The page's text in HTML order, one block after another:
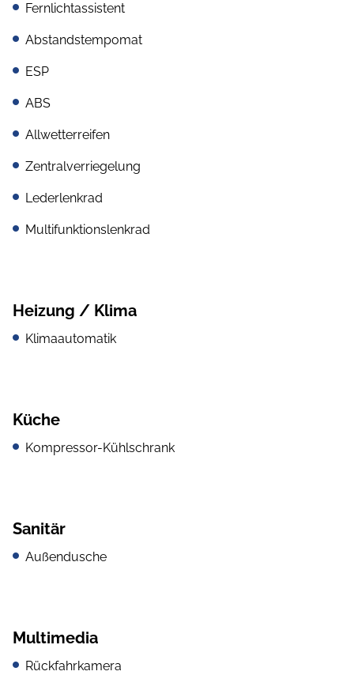
Fernlichtassistent
Abstandstempomat
ESP
ABS
Allwetterreifen
Zentralverriegelung
Lederlenkrad
Multifunktionslenkrad
Heizung / Klima
Klimaautomatik
Küche
Kompressor-Kühlschrank
Sanitär
Außendusche
Multimedia
Rückfahrkamera